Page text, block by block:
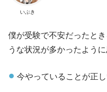
いぶき
僕が受験で不安だったと
うな状況が多かったように
今やっていることが正